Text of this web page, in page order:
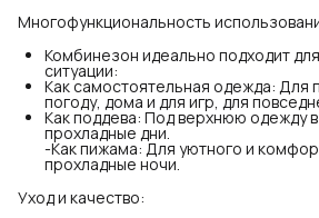
Многофункциональность
Комбинезон идеально подходит
ситуации:
Как самостоятельная одежда: Для
погоду, дома и для игр, для
Как поддева: Под верхнюю одежду
прохладные дни.
-Как пижама: Для уютного и
прохладные ночи.
Уход и качество: